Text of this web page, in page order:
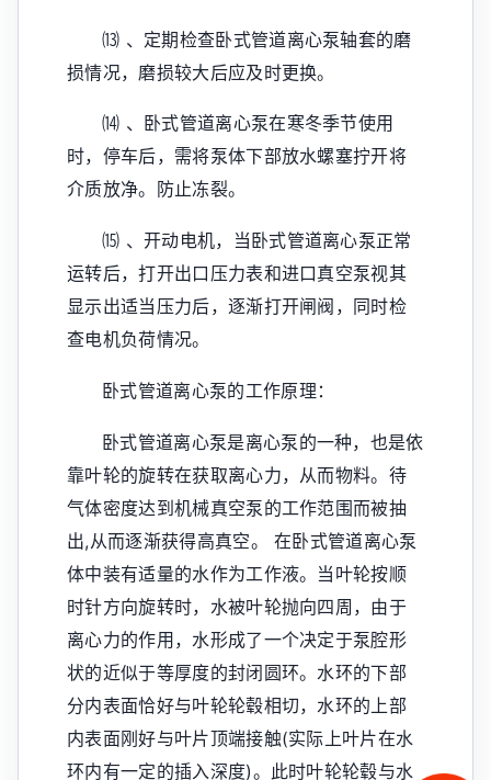
⒀ 、定期检查卧式管道离心泵轴套的磨
损情况，磨损较大后应及时更换。
⒁ 、卧式管道离心泵在寒冬季节使用
时，停车后，需将泵体下部放水螺塞拧开将
介质放净。防止冻裂。
⒂ 、开动电机，当卧式管道离心泵正常
运转后，打开出口压力表和进口真空泵视其
显示出适当压力后，逐渐打开闸阀，同时检
查电机负荷情况。
卧式管道离心泵的工作原理：
卧式管道离心泵是离心泵的一种，也是依
靠叶轮的旋转在获取离心力，从而物料。待
气体密度达到机械真空泵的工作范围而被抽
出,从而逐渐获得高真空。 在卧式管道离心泵
体中装有适量的水作为工作液。当叶轮按顺
时针方向旋转时，水被叶轮抛向四周，由于
离心力的作用，水形成了一个决定于泵腔形
状的近似于等厚度的封闭圆环。水环的下部
分内表面恰好与叶轮轮毂相切，水环的上部
内表面刚好与叶片顶端接触(实际上叶片在水
环内有一定的插入深度)。此时叶轮轮毂与水